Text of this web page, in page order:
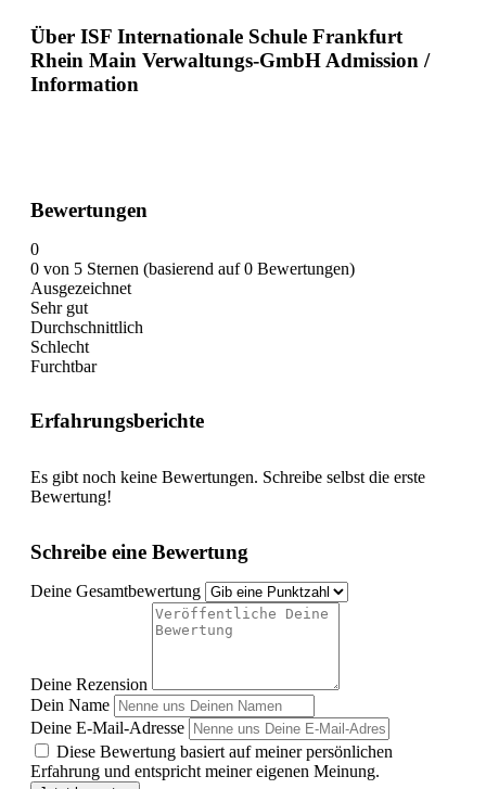
Über ISF Internationale Schule Frankfurt
Rhein Main Verwaltungs-GmbH Admission /
Information
Bewertungen
0
0 von 5 Sternen (basierend auf 0 Bewertungen)
Ausgezeichnet
Sehr gut
Durchschnittlich
Schlecht
Furchtbar
Erfahrungsberichte
Es gibt noch keine Bewertungen. Schreibe selbst die erste
Bewertung!
Schreibe eine Bewertung
Deine Gesamtbewertung
Deine Rezension
Dein Name
Deine E-Mail-Adresse
Diese Bewertung basiert auf meiner persönlichen
Erfahrung und entspricht meiner eigenen Meinung.